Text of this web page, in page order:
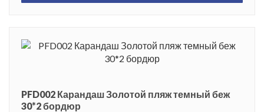
PFD002 Карандаш Золотой пляж темный беж
30*2 бордюр